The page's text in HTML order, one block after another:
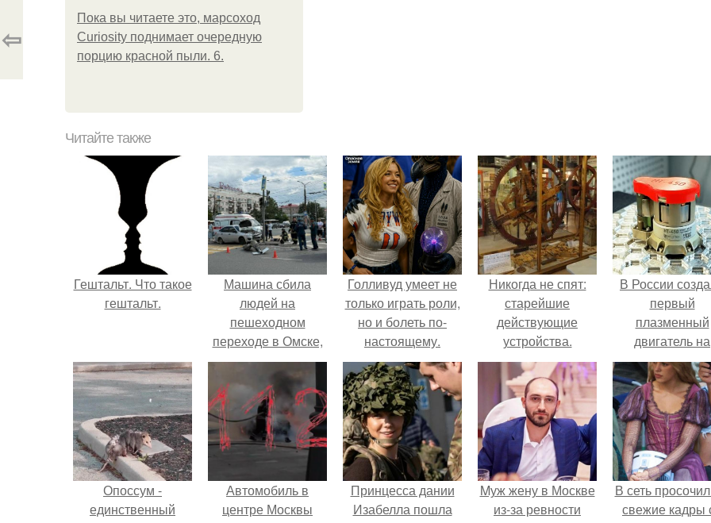
Пока вы читаете это, марсоход
Curiosity поднимает очередную
порцию красной пыли. 6.
⇦
Читайте также
Гештальт. Что такое
гештальт.
Машина сбила
людей на
пешеходном
переходе в Омске,
пострадали 8
человек.
Голливуд умеет не
только играть роли,
но и болеть по-
настоящему.
Никогда не спят:
старейшие
действующие
устройства.
В России
первый
плазменный
двигатель на
криптоне.
Опоссум -
единственный
Автомобиль в
центре Москвы
Принцесса дании
Изабелла пошла
Mуж жену в Москве
из-за ревности
В сеть
свежие кадры